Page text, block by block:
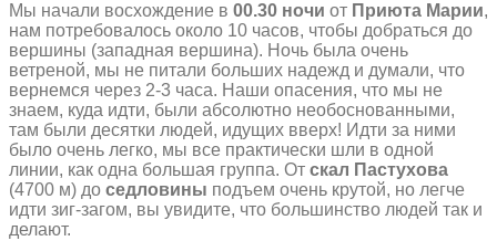
Мы начали восхождение в 00.30 ночи от Приюта Марии,
нам потребовалось около 10 часов, чтобы добраться до
вершины (западная вершина). Ночь была очень
ветреной, мы не питали больших надежд и думали, что
вернемся через 2-3 часа. Наши опасения, что мы не
знаем, куда идти, были абсолютно необоснованными,
там были десятки людей, идущих вверх! Идти за ними
было очень легко, мы все практически шли в одной
линии, как одна большая группа. От скал Пастухова
(4700 м) до седловины подъем очень крутой, но легче
идти зиг-загом, вы увидите, что большинство людей так и
делают.